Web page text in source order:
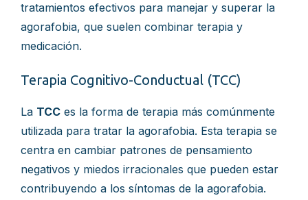
tratamientos efectivos para manejar y superar la
agorafobia, que suelen combinar terapia y
medicación.
Terapia Cognitivo-Conductual (TCC)
La TCC es la forma de terapia más comúnmente
utilizada para tratar la agorafobia. Esta terapia se
centra en cambiar patrones de pensamiento
negativos y miedos irracionales que pueden estar
contribuyendo a los síntomas de la agorafobia.